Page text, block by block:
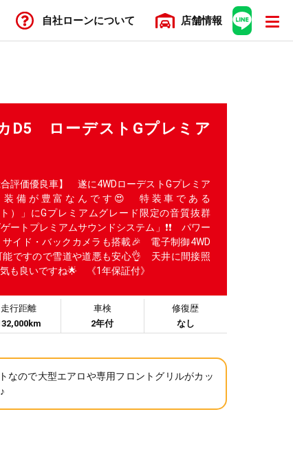
自社ローンについて 店舗情報
D5 ローデストGプレミア
合評価優良車】 遂に4WDローデストGプレミア
備が豊富なんです😍 特装車である
ト）」にGプレミアムグレード限定の音質抜群
ートプレミアムサウンドシステム」❗❗ パワー
サイド・バックカメラも搭載🎉 電子制御4WD
能ですので雪道や道悪も安心👌 天井に間接照
も良いですね🌟 《1年保証付》
走行距離
車検
2年付
修復歴
なし
なので大型エアロや専用フロントグリルがカッ